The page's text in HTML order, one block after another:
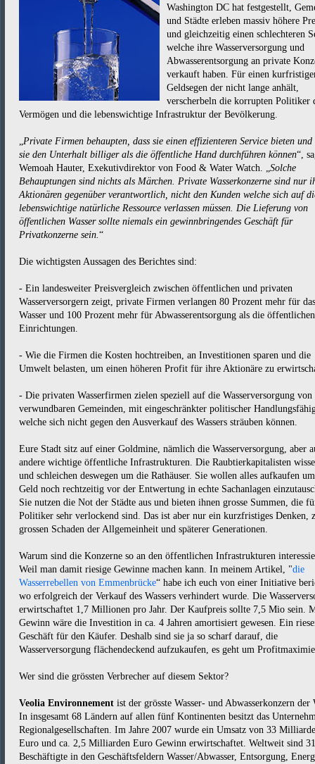
Washington DC hat festgestellt,
und Städte erleben massiv höhere
und gleichzeitig einen schlechteren
welche ihre Wasserversorgung und
Abwasserentsorgung an private
verkauft haben. Für einen
Geldsegen der nicht lange anhält,
verscherbeln die korrupten Politiker
Vermögen und die lebenswichtige Infrastruktur der Bevölkerung.
„Private Firmen behaupten, dass sie einen effizienteren Service bieten und
sie den Unterhalt billiger als die öffentliche Hand durchführen können“,
Wemoah Hauter, Exekutivdirektor von Food & Water Watch. „Solche
Behauptungen sind nichts als Märchen. Private Wasserkonzerne sind nur
Aktionären gegenüber verantwortlich, nicht den Kunden welche sich auf
lebenswichtige natürliche Ressource verlassen müssen. Die Lieferung von
öffentlichen Wasser sollte niemals ein gewinnbringendes Geschäft für
Privatkonzerne sein.“
Die wichtigsten Aussagen des Berichtes sind:
- Ein landesweiter Preisvergleich zwischen öffentlichen und privaten
Wasserversorgern zeigt, private Firmen verlangen 80 Prozent mehr für das
Wasser und 100 Prozent mehr für Abwasserentsorgung als die öffentlichen
Einrichtungen.
- Wie die Firmen die Kosten hochtreiben, an Investitionen sparen und die
Umwelt belasten, um einen höheren Profit für ihre Aktionäre zu
- Die privaten Wasserfirmen zielen speziell auf die Wasserversorgung von
verwundbaren Gemeinden, mit eingeschränkter politischer
welche sich nicht gegen den Ausverkauf des Wassers sträuben können.
Eure Stadt sitz auf einer Goldmine, nämlich die Wasserversorgung, aber
andere wichtige öffentliche Infrastrukturen. Die Raubtierkapitalisten
und schleichen deswegen um die Rathäuser. Sie wollen alles aufkaufen
Geld noch rechtzeitig vor der Entwertung in echte Sachanlagen
Sie nutzen die Not der Städte aus und bieten ihnen grosse Summen, die
Politiker sehr verlockend sind. Das ist aber nur ein kurzfristiges Denken,
grossen Schaden der Allgemeinheit und späterer Generationen.
Warum sind die Konzerne so an den öffentlichen Infrastrukturen
Weil man damit riesige Gewinne machen kann. In meinem Artikel, "die
Wasserrebellen von Emmenbrücke“ habe ich euch von einer Initiative
wo erfolgreich der Verkauf des Wassers verhindert wurde. Die
erwirtschaftet 1,7 Millionen pro Jahr. Der Kaufpreis sollte 7,5 Mio sein.
Gewinn wäre die Investition in ca. 4 Jahren amortisiert gewesen. Ein
Geschäft für den Käufer. Deshalb sind sie ja so scharf darauf, die
Wasserversorgung flächendeckend aufzukaufen, es geht um
Wer sind die grössten Verbrecher auf diesem Sektor?
Veolia Environnement ist der grösste Wasser- und Abwasserkonzern der
In insgesamt 68 Ländern auf allen fünf Kontinenten besitzt das
Regionalgesellschaften. Im Jahre 2007 wurde ein Umsatz von 33
Euro und ca. 2,5 Milliarden Euro Gewinn erwirtschaftet. Weltweit sind
Beschäftigte in den Geschäftsfeldern Wasser/Abwasser, Entsorgung,